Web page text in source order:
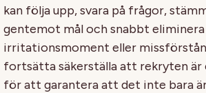
kan följa upp, svara på frågor,
gentemot mål och snabbt
irritationsmoment eller
fortsätta säkerställa att rekryten är
för att garantera att det inte bara